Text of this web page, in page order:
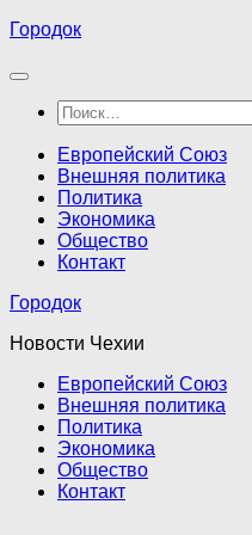
Перейти
содержимому
Городок
Найти:
Европейский Союз
Внешняя политика
Политика
Экономика
Общество
Контакт
Городок
Новости Чехии
Европейский Союз
Внешняя политика
Политика
Экономика
Общество
Контакт